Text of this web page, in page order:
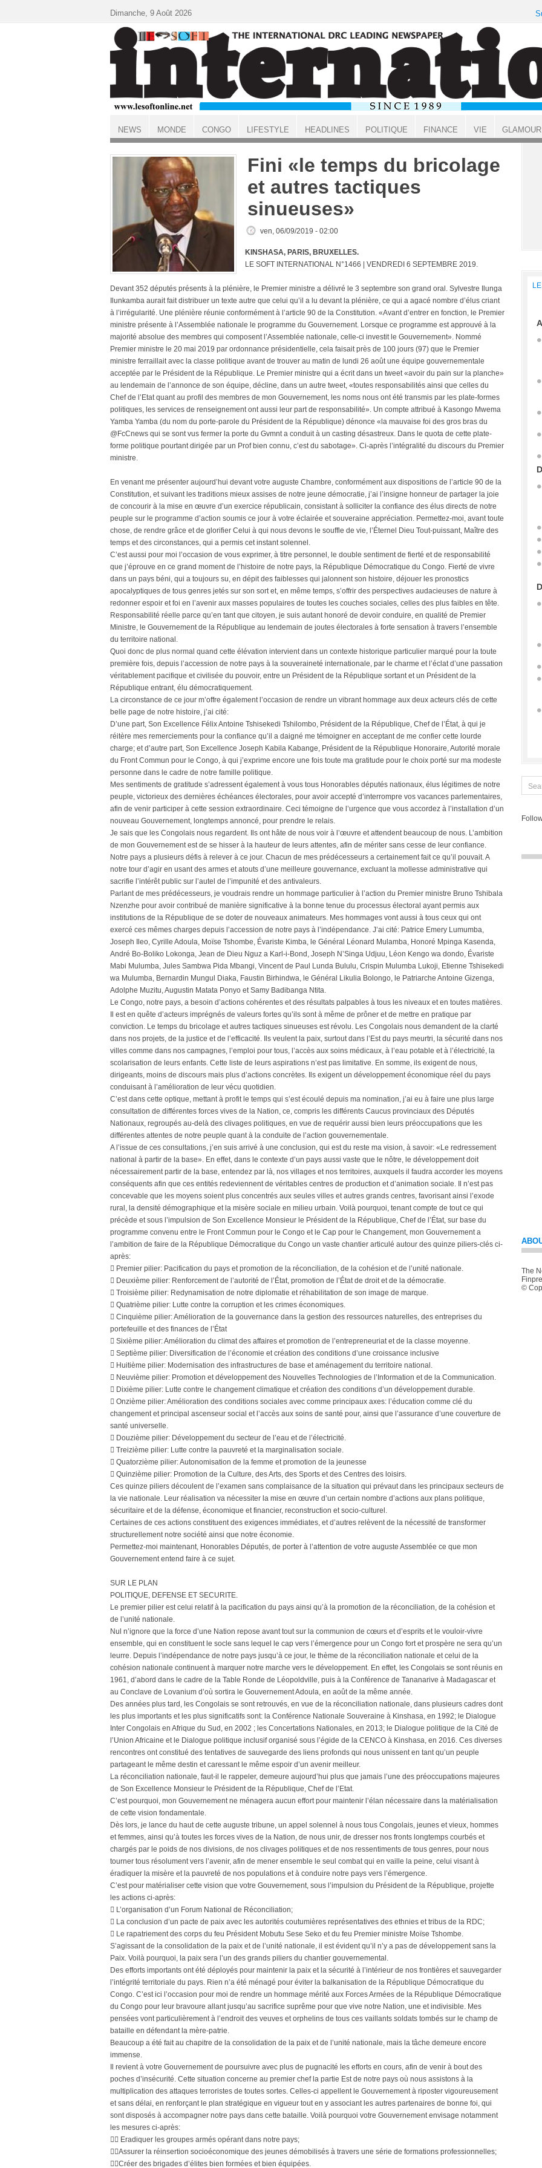
ACCUEIL
Fini «le temps du bricolage
et autres tactiques
sinueuses»
ven, 06/09/2019 - 02:00
KINSHASA, PARIS, BRUXELLES.
LE SOFT INTERNATIONAL N°1466 | VENDREDI 6 SEPTEMBRE 2019.
Devant 352 députés présents à la plénière, le Premier ministre a délivré le 3 septembre son grand oral. Sylvestre Ilunga
Ilunkamba aurait fait distribuer un texte autre que celui qu’il a lu devant la plénière, ce qui a agacé nombre d’élus criant
à l’irrégularité. Une plénière réunie conformément à l’article 90 de la Constitution. «Avant d’entrer en fonction, le Premier
ministre présente à l’Assemblée nationale le programme du Gouvernement. Lorsque ce programme est approuvé à la
majorité absolue des membres qui composent l’Assemblée nationale, celle-ci investit le Gouvernement». Nommé
Premier ministre le 20 mai 2019 par ordonnance présidentielle, cela faisait près de 100 jours (97) que le Premier
ministre ferraillait avec la classe politique avant de trouver au matin de lundi 26 août une équipe gouvernementale
acceptée par le Président de la République. Le Premier ministre qui a écrit dans un tweet «avoir du pain sur la planche»
au lendemain de l’annonce de son équipe, décline, dans un autre tweet, «toutes responsabilités ainsi que celles du
Chef de l’Etat quant au profil des membres de mon Gouvernement, les noms nous ont été transmis par les plate-formes
politiques, les services de renseignement ont aussi leur part de responsabilité». Un compte attribué à Kasongo Mwema
Yamba Yamba (du nom du porte-parole du Président de la République) dénonce «la mauvaise foi des gros bras du
@FcCnews qui se sont vus fermer la porte du Gvmnt a conduit à un casting désastreux. Dans le quota de cette plate-
forme politique pourtant dirigée par un Prof bien connu, c’est du sabotage». Ci-après l’intégralité du discours du Premier
ministre.
En venant me présenter aujourd’hui devant votre auguste Chambre, conformément aux dispositions de l’article 90 de la
Constitution, et suivant les traditions mieux assises de notre jeune démocratie, j’ai l’insigne honneur de partager la joie
de concourir à la mise en œuvre d’un exercice républicain, consistant à solliciter la confiance des élus directs de notre
peuple sur le programme d’action soumis ce jour à votre éclairée et souveraine appréciation. Permettez-moi, avant toute
chose, de rendre grâce et de glorifier Celui à qui nous devons le souffle de vie, l’Éternel Dieu Tout-puissant, Maître des
temps et des circonstances, qui a permis cet instant solennel.
C’est aussi pour moi l’occasion de vous exprimer, à titre personnel, le double sentiment de fierté et de responsabilité
que j’éprouve en ce grand moment de l’histoire de notre pays, la République Démocratique du Congo. Fierté de vivre
dans un pays béni, qui a toujours su, en dépit des faiblesses qui jalonnent son histoire, déjouer les pronostics
apocalyptiques de tous genres jetés sur son sort et, en même temps, s’offrir des perspectives audacieuses de nature à
redonner espoir et foi en l’avenir aux masses populaires de toutes les couches sociales, celles des plus faibles en tête.
Responsabilité réelle parce qu’en tant que citoyen, je suis autant honoré de devoir conduire, en qualité de Premier
Ministre, le Gouvernement de la République au lendemain de joutes électorales à forte sensation à travers l’ensemble
du territoire national.
Quoi donc de plus normal quand cette élévation intervient dans un contexte historique particulier marqué pour la toute
première fois, depuis l’accession de notre pays à la souveraineté internationale, par le charme et l’éclat d’une passation
véritablement pacifique et civilisée du pouvoir, entre un Président de la République sortant et un Président de la
République entrant, élu démocratiquement.
La circonstance de ce jour m’offre également l’occasion de rendre un vibrant hommage aux deux acteurs clés de cette
belle page de notre histoire, j’ai cité:
D’une part, Son Excellence Félix Antoine Tshisekedi Tshilombo, Président de la République, Chef de l’État, à qui je
réitère mes remerciements pour la confiance qu’il a daigné me témoigner en acceptant de me confier cette lourde
charge; et d’autre part, Son Excellence Joseph Kabila Kabange, Président de la République Honoraire, Autorité morale
du Front Commun pour le Congo, à qui j’exprime encore une fois toute ma gratitude pour le choix porté sur ma modeste
personne dans le cadre de notre famille politique.
Mes sentiments de gratitude s’adressent également à vous tous Honorables députés nationaux, élus légitimes de notre
peuple, victorieux des dernières échéances électorales, pour avoir accepté d’interrompre vos vacances parlementaires,
afin de venir participer à cette session extraordinaire. Ceci témoigne de l’urgence que vous accordez à l’installation d’un
nouveau Gouvernement, longtemps annoncé, pour prendre le relais.
Je sais que les Congolais nous regardent. Ils ont hâte de nous voir à l’œuvre et attendent beaucoup de nous. L’ambition
de mon Gouvernement est de se hisser à la hauteur de leurs attentes, afin de mériter sans cesse de leur confiance.
Notre pays a plusieurs défis à relever à ce jour. Chacun de mes prédécesseurs a certainement fait ce qu’il pouvait. A
notre tour d’agir en usant des armes et atouts d’une meilleure gouvernance, excluant la mollesse administrative qui
sacrifie l’intérêt public sur l’autel de l’impunité et des antivaleurs.
Parlant de mes prédécesseurs, je voudrais rendre un hommage particulier à l’action du Premier ministre Bruno Tshibala
Nzenzhe pour avoir contribué de manière significative à la bonne tenue du processus électoral ayant permis aux
institutions de la République de se doter de nouveaux animateurs. Mes hommages vont aussi à tous ceux qui ont
exercé ces mêmes charges depuis l’accession de notre pays à l’indépendance. J’ai cité: Patrice Emery Lumumba,
Joseph Ileo, Cyrille Adoula, Moïse Tshombe, Évariste Kimba, le Général Léonard Mulamba, Honoré Mpinga Kasenda,
André Bo-Boliko Lokonga, Jean de Dieu Nguz a Karl-i-Bond, Joseph N’Singa Udjuu, Léon Kengo wa dondo, Évariste
Mabi Mulumba, Jules Sambwa Pida Mbangi, Vincent de Paul Lunda Bululu, Crispin Mulumba Lukoji, Etienne Tshisekedi
wa Mulumba, Bernardin Mungul Diaka, Faustin Birhindwa, le Général Likulia Bolongo, le Patriarche Antoine Gizenga,
Adolphe Muzitu, Augustin Matata Ponyo et Samy Badibanga Ntita.
Le Congo, notre pays, a besoin d’actions cohérentes et des résultats palpables à tous les niveaux et en toutes matières.
Il est en quête d’acteurs imprégnés de valeurs fortes qu’ils sont à même de prôner et de mettre en pratique par
conviction. Le temps du bricolage et autres tactiques sinueuses est révolu. Les Congolais nous demandent de la clarté
dans nos projets, de la justice et de l’efficacité. Ils veulent la paix, surtout dans l’Est du pays meurtri, la sécurité dans nos
villes comme dans nos campagnes, l’emploi pour tous, l’accès aux soins médicaux, à l’eau potable et à l’électricité, la
scolarisation de leurs enfants. Cette liste de leurs aspirations n’est pas limitative. En somme, ils exigent de nous,
dirigeants, moins de discours mais plus d’actions concrètes. Ils exigent un développement économique réel du pays
conduisant à l’amélioration de leur vécu quotidien.
C’est dans cette optique, mettant à profit le temps qui s’est écoulé depuis ma nomination, j’ai eu à faire une plus large
consultation de différentes forces vives de la Nation, ce, compris les différents Caucus provinciaux des Députés
Nationaux, regroupés au-delà des clivages politiques, en vue de requérir aussi bien leurs préoccupations que les
différentes attentes de notre peuple quant à la conduite de l’action gouvernementale.
A l’issue de ces consultations, j’en suis arrivé à une conclusion, qui est du reste ma vision, à savoir: «Le redressement
national à partir de la base». En effet, dans le contexte d’un pays aussi vaste que le nôtre, le développement doit
nécessairement partir de la base, entendez par là, nos villages et nos territoires, auxquels il faudra accorder les moyens
conséquents afin que ces entités redeviennent de véritables centres de production et d’animation sociale. Il n’est pas
concevable que les moyens soient plus concentrés aux seules villes et autres grands centres, favorisant ainsi l’exode
rural, la densité démographique et la misère sociale en milieu urbain. Voilà pourquoi, tenant compte de tout ce qui
précède et sous l’impulsion de Son Excellence Monsieur le Président de la République, Chef de l’État, sur base du
programme convenu entre le Front Commun pour le Congo et le Cap pour le Changement, mon Gouvernement a
l’ambition de faire de la République Démocratique du Congo un vaste chantier articulé autour des quinze piliers-clés ci-
après:
 Premier pilier: Pacification du pays et promotion de la réconciliation, de la cohésion et de l’unité nationale.
 Deuxième pilier: Renforcement de l’autorité de l’État, promotion de l’État de droit et de la démocratie.
 Troisième pilier: Redynamisation de notre diplomatie et réhabilitation de son image de marque.
 Quatrième pilier: Lutte contre la corruption et les crimes économiques.
 Cinquième pilier: Amélioration de la gouvernance dans la gestion des ressources naturelles, des entreprises du
portefeuille et des finances de l’État
 Sixième pilier: Amélioration du climat des affaires et promotion de l’entrepreneuriat et de la classe moyenne.
 Septième pilier: Diversification de l’économie et création des conditions d’une croissance inclusive
 Huitième pilier: Modernisation des infrastructures de base et aménagement du territoire national.
 Neuvième pilier: Promotion et développement des Nouvelles Technologies de l’Information et de la Communication.
 Dixième pilier: Lutte contre le changement climatique et création des conditions d’un développement durable.
 Onzième pilier: Amélioration des conditions sociales avec comme principaux axes: l’éducation comme clé du
changement et principal ascenseur social et l’accès aux soins de santé pour, ainsi que l’assurance d’une couverture de
santé universelle.
 Douzième pilier: Développement du secteur de l’eau et de l’électricité.
 Treizième pilier: Lutte contre la pauvreté et la marginalisation sociale.
 Quatorzième pilier: Autonomisation de la femme et promotion de la jeunesse
 Quinzième pilier: Promotion de la Culture, des Arts, des Sports et des Centres des loisirs.
Ces quinze piliers découlent de l’examen sans complaisance de la situation qui prévaut dans les principaux secteurs de
la vie nationale. Leur réalisation va nécessiter la mise en œuvre d’un certain nombre d’actions aux plans politique,
sécuritaire et de la défense, économique et financier, reconstruction et socio-culturel.
Certaines de ces actions constituent des exigences immédiates, et d’autres relèvent de la nécessité de transformer
structurellement notre société ainsi que notre économie.
Permettez-moi maintenant, Honorables Députés, de porter à l’attention de votre auguste Assemblée ce que mon
Gouvernement entend faire à ce sujet.
SUR LE PLAN
POLITIQUE, DEFENSE ET SECURITE.
Le premier pilier est celui relatif à la pacification du pays ainsi qu’à la promotion de la réconciliation, de la cohésion et
de l’unité nationale.
Nul n’ignore que la force d’une Nation repose avant tout sur la communion de cœurs et d’esprits et le vouloir-vivre
ensemble, qui en constituent le socle sans lequel le cap vers l’émergence pour un Congo fort et prospère ne sera qu’un
leurre. Depuis l’indépendance de notre pays jusqu’à ce jour, le thème de la réconciliation nationale et celui de la
cohésion nationale continuent à marquer notre marche vers le développement. En effet, les Congolais se sont réunis en
1961, d’abord dans le cadre de la Table Ronde de Léopoldville, puis à la Conférence de Tananarive à Madagascar et
au Conclave de Lovanium d’où sortira le Gouvernement Adoula, en août de la même année.
Des années plus tard, les Congolais se sont retrouvés, en vue de la réconciliation nationale, dans plusieurs cadres dont
les plus importants et les plus significatifs sont: la Conférence Nationale Souveraine à Kinshasa, en 1992; le Dialogue
Inter Congolais en Afrique du Sud, en 2002 ; les Concertations Nationales, en 2013; le Dialogue politique de la Cité de
l’Union Africaine et le Dialogue politique inclusif organisé sous l’égide de la CENCO à Kinshasa, en 2016. Ces diverses
rencontres ont constitué des tentatives de sauvegarde des liens profonds qui nous unissent en tant qu’un peuple
partageant le même destin et caressant le même espoir d’un avenir meilleur.
La réconciliation nationale, faut-il le rappeler, demeure aujourd’hui plus que jamais l’une des préoccupations majeures
de Son Excellence Monsieur le Président de la République, Chef de l’Etat.
C’est pourquoi, mon Gouvernement ne ménagera aucun effort pour maintenir l’élan nécessaire dans la matérialisation
de cette vision fondamentale.
Dès lors, je lance du haut de cette auguste tribune, un appel solennel à nous tous Congolais, jeunes et vieux, hommes
et femmes, ainsi qu’à toutes les forces vives de la Nation, de nous unir, de dresser nos fronts longtemps courbés et
chargés par le poids de nos divisions, de nos clivages politiques et de nos ressentiments de tous genres, pour nous
tourner tous résolument vers l’avenir, afin de mener ensemble le seul combat qui en vaille la peine, celui visant à
éradiquer la misère et la pauvreté de nos populations et à conduire notre pays vers l’émergence.
C’est pour matérialiser cette vision que votre Gouvernement, sous l’impulsion du Président de la République, projette
les actions ci-après:
 L’organisation d’un Forum National de Réconciliation;
 La conclusion d’un pacte de paix avec les autorités coutumières représentatives des ethnies et tribus de la RDC;
 Le rapatriement des corps du feu Président Mobutu Sese Seko et du feu Premier ministre Moïse Tshombe.
S’agissant de la consolidation de la paix et de l’unité nationale, il est évident qu’il n’y a pas de développement sans la
Paix. Voilà pourquoi, la paix sera l’un des grands piliers du chantier gouvernemental.
Des efforts importants ont été déployés pour maintenir la paix et la sécurité à l’intérieur de nos frontières et sauvegarder
l’intégrité territoriale du pays. Rien n’a été ménagé pour éviter la balkanisation de la République Démocratique du
Congo. C’est ici l’occasion pour moi de rendre un hommage mérité aux Forces Armées de la République Démocratique
du Congo pour leur bravoure allant jusqu’au sacrifice suprême pour que vive notre Nation, une et indivisible. Mes
pensées vont particulièrement à l’endroit des veuves et orphelins de tous ces vaillants soldats tombés sur le champ de
bataille en défendant la mère-patrie.
Beaucoup a été fait au chapitre de la consolidation de la paix et de l’unité nationale, mais la tâche demeure encore
immense.
Il revient à votre Gouvernement de poursuivre avec plus de pugnacité les efforts en cours, afin de venir à bout des
poches d’insécurité. Cette situation concerne au premier chef la partie Est de notre pays où nous assistons à la
multiplication des attaques terroristes de toutes sortes. Celles-ci appellent le Gouvernement à riposter vigoureusement
et sans délai, en renforçant le plan stratégique en vigueur tout en y associant les autres partenaires de bonne foi, qui
sont disposés à accompagner notre pays dans cette bataille. Voilà pourquoi votre Gouvernement envisage notamment
les mesures ci-après:
 Eradiquer les groupes armés opérant dans notre pays;
Assurer la réinsertion socioéconomique des jeunes démobilisés à travers une série de formations professionnelles;
Créer des brigades d’élites bien formées et bien équipées.
The
©
Dimanche, 9 Août 2026
NEWS MONDE CONGO LIFESTYLE HEADLINES POLITIQUE FINANCE VIE GLAMOUR